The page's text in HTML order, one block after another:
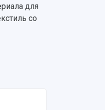
для
со